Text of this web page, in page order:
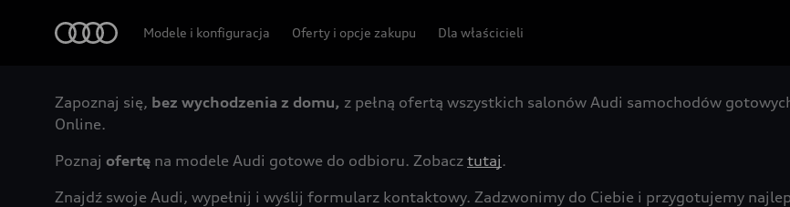
Modele i konfiguracja Oferty i opcje zakupu Dla właścicieli
Zapoznaj się, bez wychodzenia z domu, z pełną ofertą wszystkich salonów Audi samochodów
Online.
Poznaj ofertę na modele Audi gotowe do odbioru. Zobacz tutaj.
Znajdź swoje Audi, wypełnij i wyślij formularz kontaktowy. Zadzwonimy do Ciebie i przygotujemy